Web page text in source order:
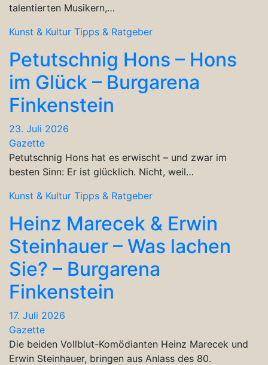
talentierten Musikern,…
Kunst & Kultur Tipps & Ratgeber
Petutschnig Hons – Hons
im Glück – Burgarena
Finkenstein
23. Juli 2026
Gazette
Petutschnig Hons hat es erwischt – und zwar im
besten Sinn: Er ist glücklich. Nicht, weil…
Kunst & Kultur Tipps & Ratgeber
Heinz Marecek & Erwin
Steinhauer – Was lachen
Sie? – Burgarena
Finkenstein
17. Juli 2026
Gazette
Die beiden Vollblut-Komödianten Heinz Marecek und
Erwin Steinhauer, bringen aus Anlass des 80.